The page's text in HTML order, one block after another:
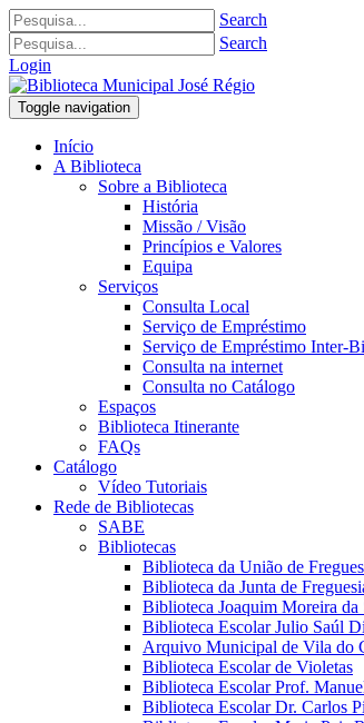
Search
Search
Login
Toggle navigation
Início
A Biblioteca
Sobre a Biblioteca
História
Missão / Visão
Princípios e Valores
Equipa
Serviços
Consulta Local
Serviço de Empréstimo
Serviço de Empréstimo Inter-
Consulta na internet
Consulta no Catálogo
Espaços
Biblioteca Itinerante
FAQs
Catálogo
Vídeo Tutoriais
Rede de Bibliotecas
SABE
Bibliotecas
Biblioteca da União de
Biblioteca da Junta de
Biblioteca Joaquim Moreira da
Biblioteca Escolar Julio Saúl
Arquivo Municipal de Vila do
Biblioteca Escolar de Violetas
Biblioteca Escolar Prof.
Biblioteca Escolar Dr. Carlos